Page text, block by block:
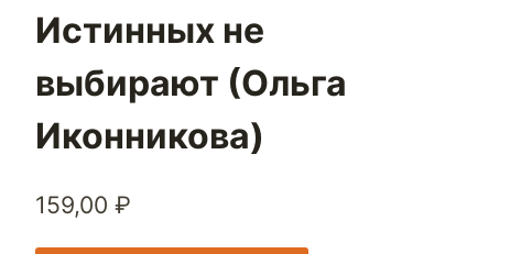
Истинных не
выбирают (Ольга
Иконникова)
159,00 ₽